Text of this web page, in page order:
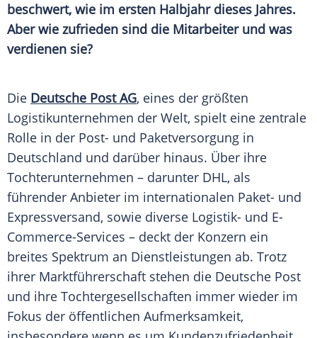
beschwert, wie im ersten Halbjahr dieses Jahres.
Aber wie zufrieden sind die Mitarbeiter und was
verdienen sie?
Die Deutsche PostAG, eines der größten
Logistikunternehmen der Welt, spielt eine zentrale
Rolle in der Post- und Paketversorgung in
Deutschland und darüber hinaus. Über ihre
Tochterunternehmen – darunter DHL, als
führender Anbieter im internationalen Paket- und
Expressversand, sowie diverse Logistik- und E-
Commerce-Services – deckt der Konzern ein
breites Spektrum an Dienstleistungen ab. Trotz
ihrer Marktführerschaft stehen die Deutsche Post
und ihre Tochtergesellschaften immer wieder im
Fokus der öffentlichen Aufmerksamkeit,